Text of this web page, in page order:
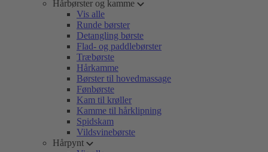
Hårbørster og kamme
Vis alle
Runde børster
Detangling børste
Flad- og paddlebørster
Træbørste
Hårkamme
Børster til hovedmassage
Fønbørste
Kam til krøller
Kamme til hårklipning
Spidskam
Vildsvinebørste
Hårpynt